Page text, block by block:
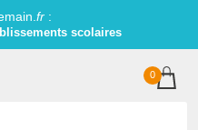
fr:
scolaires
0